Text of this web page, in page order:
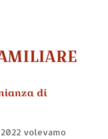
di
volevamo